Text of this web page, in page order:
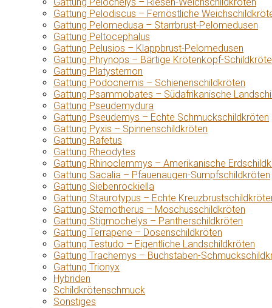
Gattung Pelodiscus – Fernöstliche
Gattung Pelomedusa – Starrbrust-Pelomedusen
Gattung Peltocephalus
Gattung Pelusios – Klappbrust-Pelomedusen
Gattung Phrynops – Bärtige Krötenkopf-
Gattung Platysternon
Gattung Podocnemis – Schienenschildkröten
Gattung Psammobates – Südafrikanische
Gattung Pseudemydura
Gattung Pseudemys – Echte Schmuckschildkröten
Gattung Pyxis – Spinnenschildkröten
Gattung Rafetus
Gattung Rheodytes
Gattung Rhinoclemmys – Amerikanische
Gattung Sacalia – Pfauenaugen-Sumpfschildkröten
Gattung Siebenrockiella
Gattung Staurotypus – Echte
Gattung Sternotherus – Moschusschildkröten
Gattung Stigmochelys – Pantherschildkröten
Gattung Terrapene – Dosenschildkröten
Gattung Testudo – Eigentliche Landschildkröten
Gattung Trachemys – Buchstaben-
Gattung Trionyx
Hybriden
Schildkrötenschmuck
Sonstiges